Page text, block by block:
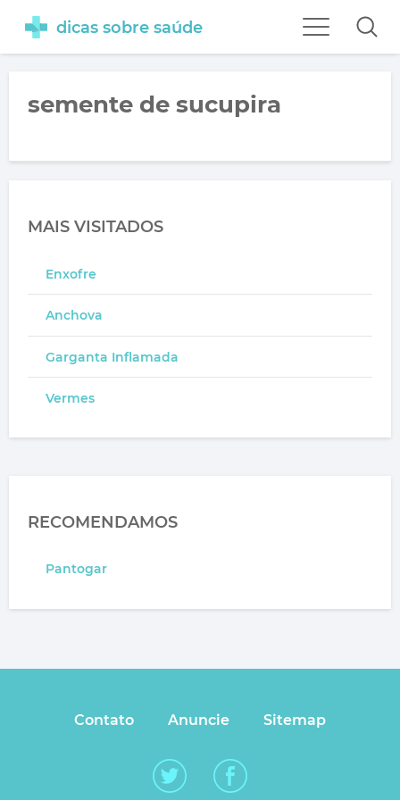
dicas sobre saúde
semente de sucupira
MAIS VISITADOS
Enxofre
Anchova
Garganta Inflamada
Vermes
RECOMENDAMOS
Pantogar
Contato Anuncie Sitemap